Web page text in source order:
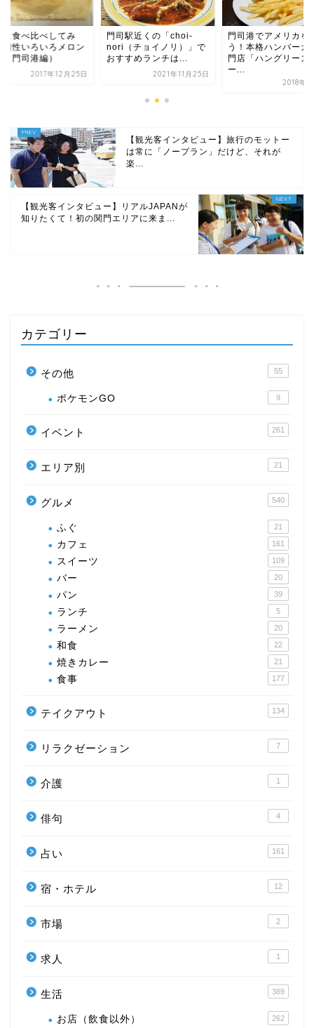
駅近くの「choi-
チョイノリ）」で
すめランチは...
2021年11月25日
門司港でアメリカを味わ
う！本格ハンバーガー専
門店「ハングリーズバ
勝手に食べ比べして
た！個性いろいろメ
パン（門司港編）
【観光客インタビュー】旅行のモットー
は常に「ノープラン」だけど、それが
楽...
【観光客インタビュー】リアルJAPANが
知りたくて！初の関門エリアに来ま...
カテゴリー
その他 55
ポケモンGO 9
イベント 261
エリア別 21
グルメ 540
ふぐ 21
カフェ 161
スイーツ 109
バー 20
パン 39
ランチ 5
ラーメン 20
和食 22
焼きカレー 21
食事 177
テイクアウト 134
リラクゼーション 7
介護 1
俳句 4
占い 161
宿・ホテル 12
市場 2
求人 1
生活 389
お店（飲食以外） 262